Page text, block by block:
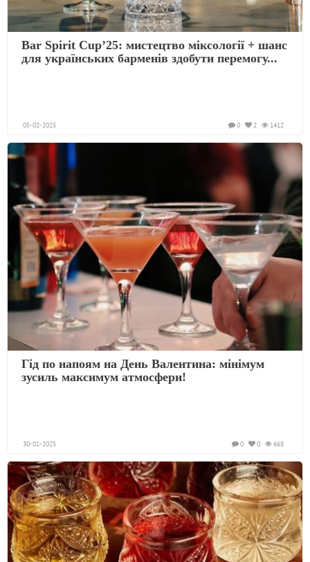
Bar Spirit Cup’25: мистецтво міксології + шанс
для українських барменів здобути перемогу...
05-02-2025 1412
2
0
Гід по напоям на День Валентина: мінімум
зусиль максимум атмосфери!
30-01-2025 668
0
0